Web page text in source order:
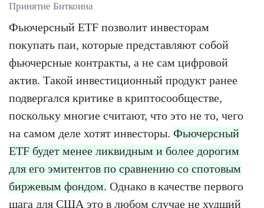
Принятие Биткоина
Фьючерсный ETF позволит инвесторам
покупать паи, которые представляют собой
фьючерсные контракты, а не сам цифровой
актив. Такой инвестиционный продукт ранее
подвергался критике в криптосообществе,
поскольку многие считают, что это не то, чего
на самом деле хотят инвесторы. Фьючерсный
ETF будет менее ликвидным и более дорогим
для его эмитентов по сравнению со спотовым
биржевым фондом. Однако в качестве первого
шага для США это в любом случае не худший